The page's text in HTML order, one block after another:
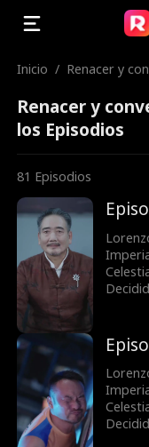
Inicio / Renacer y
Renacer y
los Episodios
81 Episodios
de la